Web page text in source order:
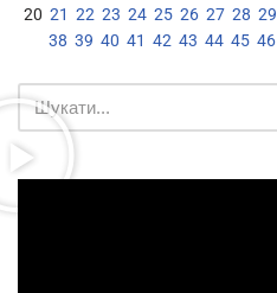
20 21 22 23 24 25 26 27 28 29
38 39 40 41 42 43 44 45 46